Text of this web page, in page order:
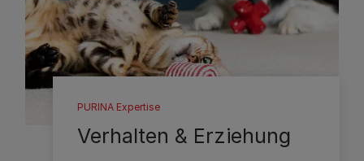
PURINA Expertise
Verhalten & Erziehung